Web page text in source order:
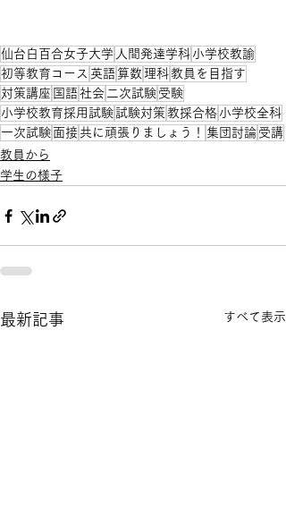
仙台白百合女子大学 人間発達学科 小学校教諭
初等教育コース 英語 算数 理科教員を目指す
対策講座 国語社会 二次試験 受験
小学校教育採用試験試験対策 教採合格 小学校全科
一次試験 面接 共に頑張りましょう！ 集団討論 受講
教員から
学生の様子
最新記事 すべて表示